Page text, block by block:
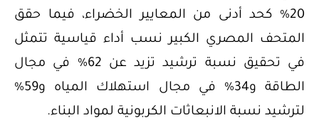
20% كحد أدنى من المعايير الخضراء، فيما حقق
المتحف المصري الكبير نسب أداء قياسية تتمثل
في تحقيق نسبة ترشيد تزيد عن 62% في مجال
الطاقة و34% في مجال استهلاك المياه و59%
لترشيد نسبة الانبعاثات الكربونية لمواد البناء.